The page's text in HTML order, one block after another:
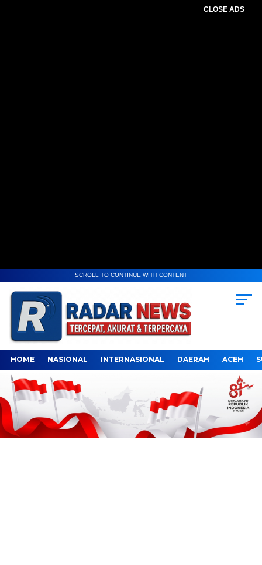
CLOSE ADS
SCROLL TO CONTINUE WITH CONTENT
HOME NASIONAL INTERNASIONAL DAERAH ACEH